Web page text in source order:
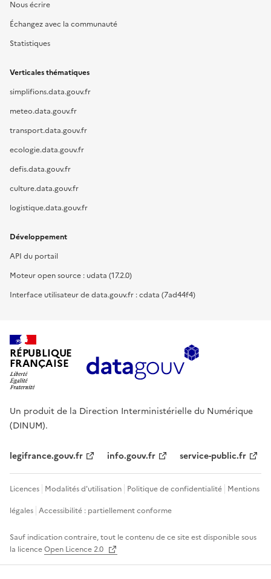
Nous écrire
Échangez avec la communauté
Statistiques
Verticales thématiques
simplifions.data.gouv.fr
meteo.data.gouv.fr
transport.data.gouv.fr
ecologie.data.gouv.fr
defis.data.gouv.fr
culture.data.gouv.fr
logistique.data.gouv.fr
Développement
API du portail
Moteur open source : udata (17.2.0)
Interface utilisateur de data.gouv.fr : cdata (7ad44f4)
RÉPUBLIQUE
FRANÇAISE
Un produit de la Direction Interministérielle du Numérique
(DINUM).
legifrance.gouv.fr info.gouv.fr service-public.fr
Licences Modalités d'utilisation Politique de confidentialité Mentions
légales Accessibilité : partiellement conforme
Sauf indication contraire, tout le contenu de ce site est disponible sous
la licenceOpen Licence 2.0